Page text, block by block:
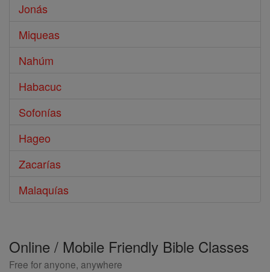
Jonás
Miqueas
Nahúm
Habacuc
Sofonías
Hageo
Zacarías
Malaquías
Online / Mobile Friendly Bible Classes
Free for anyone, anywhere